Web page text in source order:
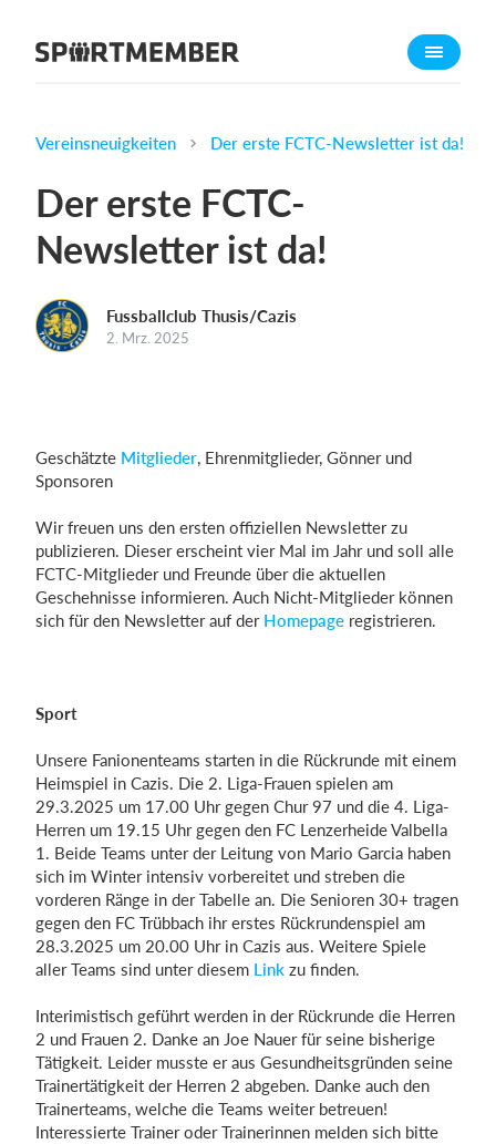
Über SportMember
Funktionen
Trainingsplan
Homepage erstellen
Was kostet es?
Deutsch
Einloggen
Vereinsneuigkeiten Der erste FCTC-Newsletter ist da!
Der erste FCTC-
Newsletter ist da!
Fussballclub Thusis/Cazis
2. Mrz. 2025
Geschätzte Mitglieder, Ehrenmitglieder, Gönner und
Sponsoren
Wir freuen uns den ersten offiziellen Newsletter zu
publizieren. Dieser erscheint vier Mal im Jahr und soll alle
FCTC-Mitglieder und Freunde über die aktuellen
Geschehnisse informieren. Auch Nicht-Mitglieder können
sich für den Newsletter auf der Homepage registrieren.
Sport
Unsere Fanionenteams starten in die Rückrunde mit einem
Heimspiel in Cazis. Die 2. Liga-Frauen spielen am
29.3.2025 um 17.00 Uhr gegen Chur 97 und die 4. Liga-
Herren um 19.15 Uhr gegen den FC Lenzerheide Valbella
1. Beide Teams unter der Leitung von Mario Garcia haben
sich im Winter intensiv vorbereitet und streben die
vorderen Ränge in der Tabelle an. Die Senioren 30+ tragen
gegen den FC Trübbach ihr erstes Rückrundenspiel am
28.3.2025 um 20.00 Uhr in Cazis aus. Weitere Spiele
aller Teams sind unter diesem Link zu finden.
Interimistisch geführt werden in der Rückrunde die Herren
2 und Frauen 2. Danke an Joe Nauer für seine bisherige
Tätigkeit. Leider musste er aus Gesundheitsgründen seine
Trainertätigkeit der Herren 2 abgeben. Danke auch den
Trainerteams, welche die Teams weiter betreuen!
Interessierte Trainer oder Trainerinnen melden sich bitte